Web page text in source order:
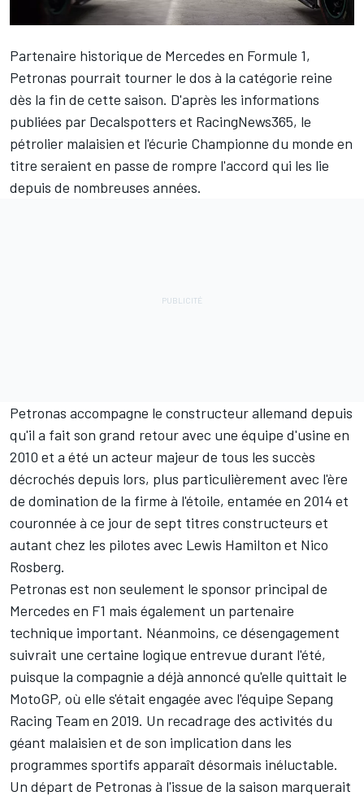
Partenaire historique de Mercedes en Formule 1,
Petronas pourrait tourner le dos à la catégorie reine
dès la fin de cette saison. D'après les informations
publiées par Decalspotters et RacingNews365, le
pétrolier malaisien et l'écurie Championne du monde en
titre seraient en passe de rompre l'accord qui les lie
depuis de nombreuses années.
Petronas accompagne le constructeur allemand depuis
qu'il a fait son grand retour avec une équipe d'usine en
2010 et a été un acteur majeur de tous les succès
décrochés depuis lors, plus particulièrement avec l'ère
de domination de la firme à l'étoile, entamée en 2014 et
couronnée à ce jour de sept titres constructeurs et
autant chez les pilotes avec Lewis Hamilton et Nico
Rosberg.
Petronas est non seulement le sponsor principal de
Mercedes en F1 mais également un partenaire
technique important. Néanmoins, ce désengagement
suivrait une certaine logique entrevue durant l'été,
puisque la compagnie a déjà annoncé qu'elle quittait le
MotoGP, où elle s'était engagée avec l'équipe Sepang
Racing Team en 2019. Un recadrage des activités du
géant malaisien et de son implication dans les
programmes sportifs apparaît désormais inéluctable.
Un départ de Petronas à l'issue de la saison marquerait